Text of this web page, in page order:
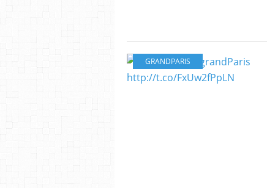
GRANDPARIS